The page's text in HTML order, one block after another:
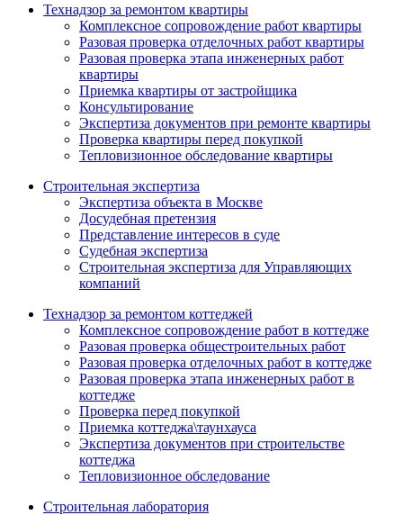
Технадзор за ремонтом квартиры
Комплексное сопровождение работ квартиры
Разовая проверка отделочных работ квартиры
Разовая проверка этапа инженерных работ
квартиры
Приемка квартиры от застройщика
Консультирование
Экспертиза документов при ремонте квартиры
Проверка квартиры перед покупкой
Тепловизионное обследование квартиры
Строительная экспертиза
Экспертиза объекта в Москве
Досудебная претензия
Представление интересов в суде
Судебная экспертиза
Строительная экспертиза для Управляющих
компаний
Технадзор за ремонтом коттеджей
Комплексное сопровождение работ в коттедже
Разовая проверка общестроительных работ
Разовая проверка отделочных работ в коттедже
Разовая проверка этапа инженерных работ в
коттедже
Проверка перед покупкой
Приемка коттеджа\таунхауса
Экспертиза документов при строительстве
коттеджа
Тепловизионное обследование
Строительная лаборатория